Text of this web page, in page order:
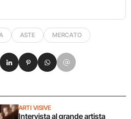
ASTE MERCATO
ARTI VISIVE
Intervista al grande artista
Facebook
su X
Condividi su LinkedIn
Condividi su Pinterest
Condividi su WhatsApp
Condividi su Email